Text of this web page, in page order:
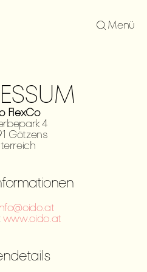
Menü
FlexCo
4
Götzens
www.oido.at